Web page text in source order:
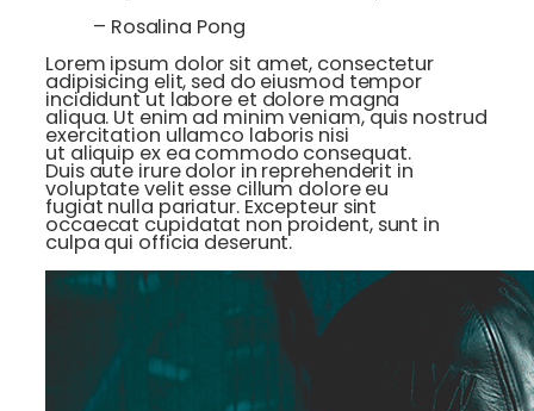
– Rosalina Pong
Lorem ipsum dolor sit amet, consectetur
adipisicing elit, sed do eiusmod tempor
incididunt ut labore et dolore magna
aliqua. Ut enim ad minim veniam, quis nostrud
exercitation ullamco laboris nisi
ut aliquip ex ea commodo consequat.
Duis aute irure dolor in reprehenderit in
voluptate velit esse cillum dolore eu
fugiat nulla pariatur. Excepteur sint
occaecat cupidatat non proident, sunt in
culpa qui officia deserunt.